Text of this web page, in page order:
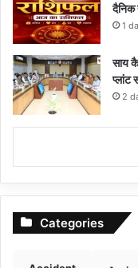
दैनिक
1
साय
प्लांट
2
Categories